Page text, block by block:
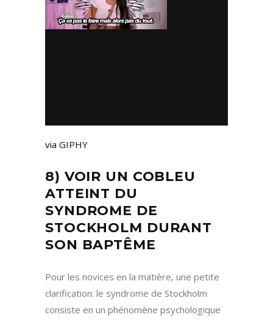
via GIPHY
8) VOIR UN COBLEU
ATTEINT DU
SYNDROME DE
STOCKHOLM DURANT
SON BAPTÊME
Pour les novices en la matière, une petite
clarification: le syndrome de Stockholm
consiste en un phénomène psychologique